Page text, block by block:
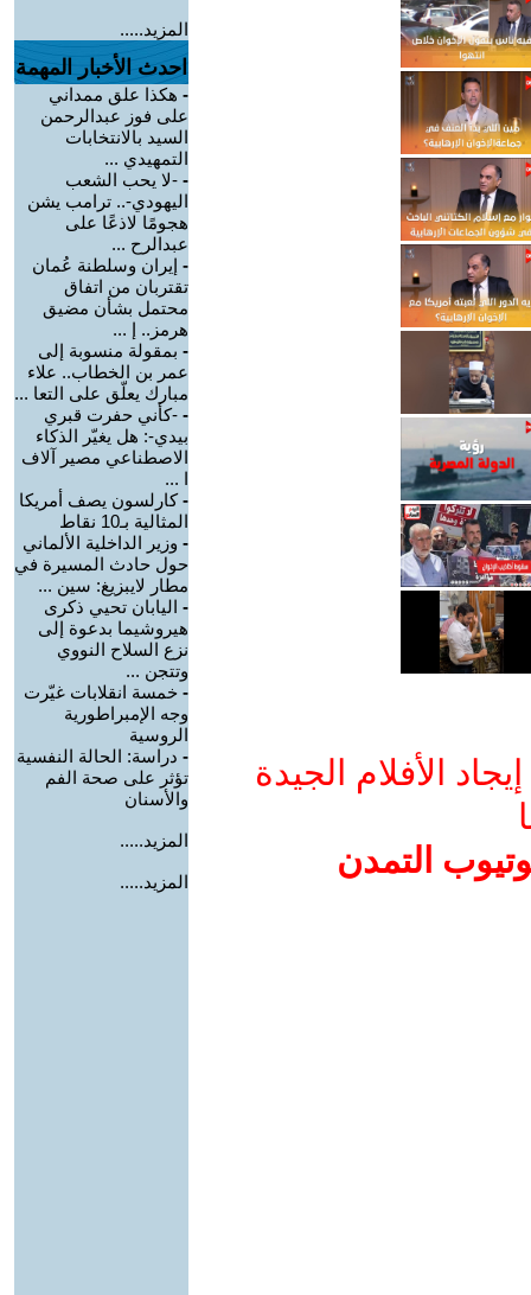
الأفلام الجيدة
التمدن
المزيد.....
احدث الأخبار المهمة
- هكذا علق ممداني
على فوز عبدالرحمن
السيد بالانتخابات
التمهيدي ...
- -لا يحب الشعب
اليهودي-.. ترامب يشن
هجومًا لاذعًا على
عبدالرح ...
- إيران وسلطنة عُمان
تقتربان من اتفاق
محتمل بشأن مضيق
هرمز.. إ ...
- بمقولة منسوبة إلى
عمر بن الخطاب.. علاء
مبارك يعلّق على التعا ...
- -كأني حفرت قبري
بيدي-: هل يغيّر الذكاء
الاصطناعي مصير آلاف
ا ...
-كارلسون يصف أمريكا
المثالية بـ10 نقاط
- وزير الداخلية الألماني
حول حادث المسيرة في
مطار لايبزيغ: سين ...
- اليابان تحيي ذكرى
هيروشيما بدعوة إلى
نزع السلاح النووي
وتتجن ...
- خمسة انقلابات غيّرت
وجه الإمبراطورية
الروسية
- دراسة: الحالة النفسية
تؤثر على صحة الفم
والأسنان
المزيد.....
المزيد.....